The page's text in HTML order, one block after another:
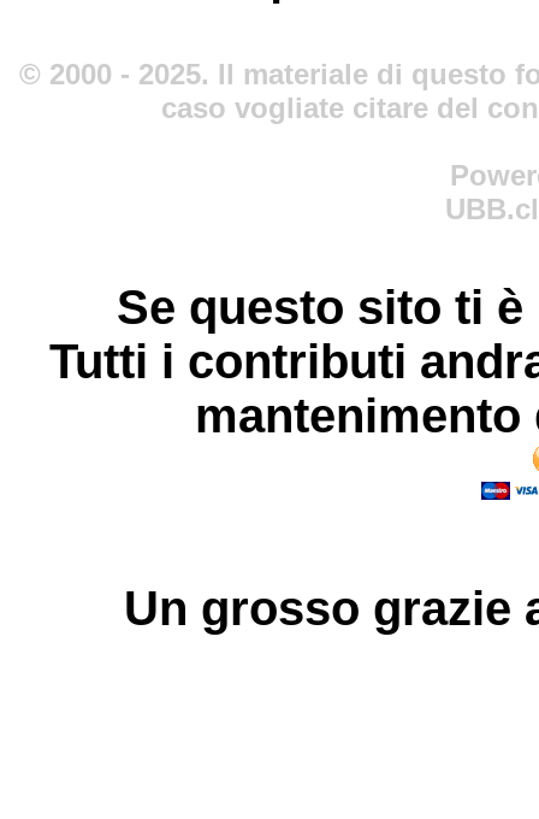
© 2000 - 2025. Il materiale di questo
caso vogliate citare del
Se questo sito ti
Tutti i contributi
Un grosso grazie